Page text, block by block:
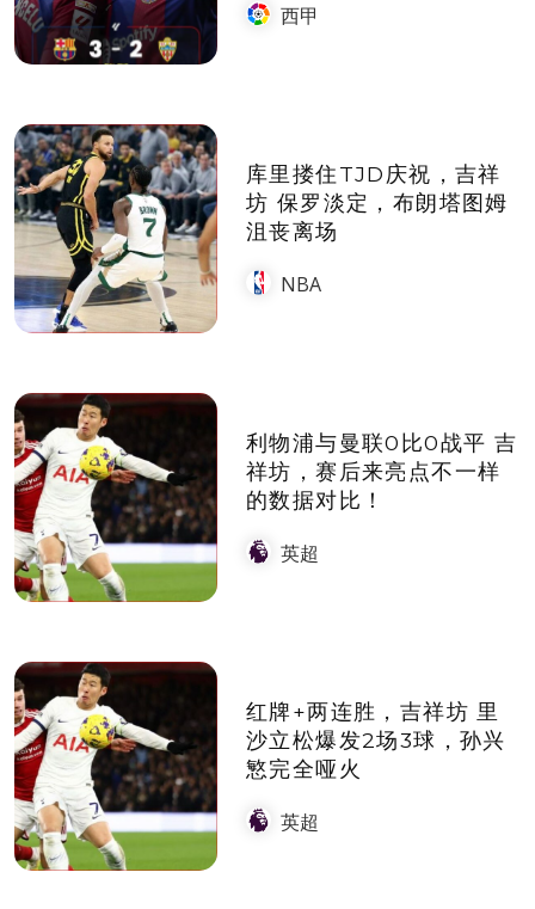
西甲
库里搂住TJD庆祝，吉祥
坊 保罗淡定，布朗塔图姆
沮丧离场
NBA
利物浦与曼联0比0战平 吉
祥坊，赛后来亮点不一样
的数据对比！
英超
红牌+两连胜，吉祥坊 里
沙立松爆发2场3球，孙兴
慜完全哑火
英超